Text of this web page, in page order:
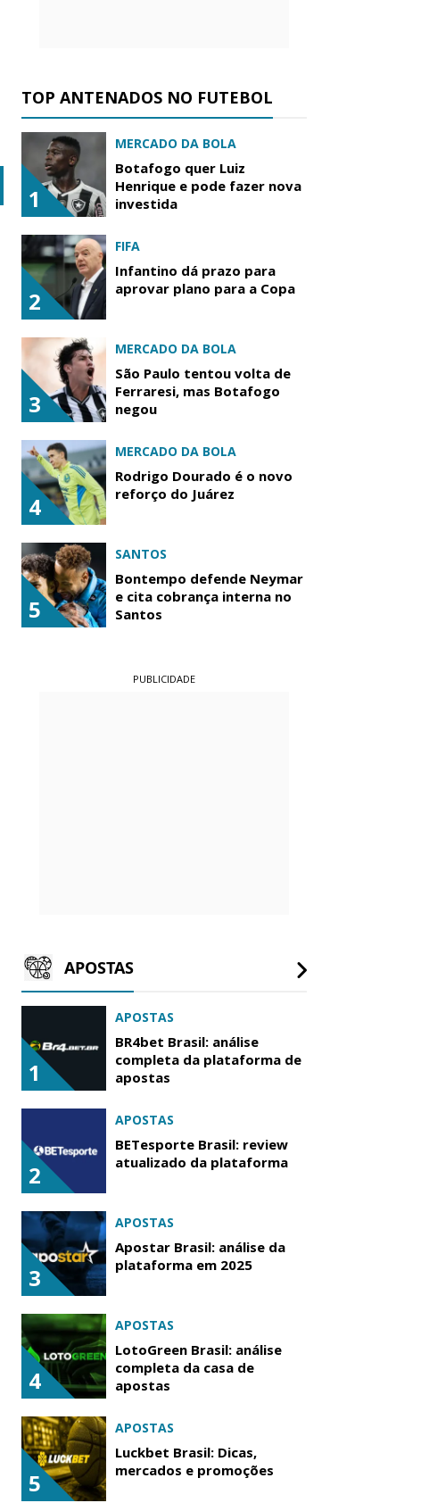
TOP ANTENADOS NO FUTEBOL
1
MERCADO DA BOLA
Botafogo quer Luiz
Henrique e pode fazer nova
investida
2
FIFA
Infantino dá prazo para
aprovar plano para a Copa
3
MERCADO DA BOLA
São Paulo tentou volta de
Ferraresi, mas Botafogo
negou
4
MERCADO DA BOLA
Rodrigo Dourado é o novo
reforço do Juárez
5
SANTOS
Bontempo defende Neymar
e cita cobrança interna no
Santos
PUBLICIDADE
APOSTAS
1
APOSTAS
BR4bet Brasil: análise
completa da plataforma de
apostas
2
APOSTAS
BETesporte Brasil: review
atualizado da plataforma
3
APOSTAS
Apostar Brasil: análise da
plataforma em 2025
4
APOSTAS
LotoGreen Brasil: análise
completa da casa de
apostas
5
APOSTAS
Luckbet Brasil: Dicas,
mercados e promoções